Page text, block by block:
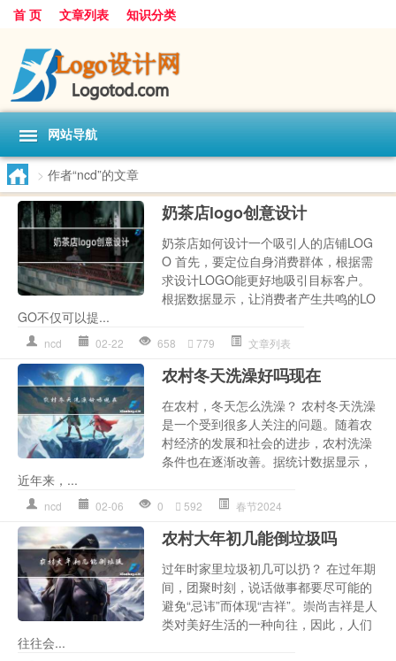
首 页 文章列表 知识分类
网站导航
> 作者“ncd”的文章
奶茶店logo创意设计
奶茶店如何设计一个吸引人的店铺LOG
O 首先，要定位自身消费群体，根据需
求设计LOGO能更好地吸引目标客户。
根据数据显示，让消费者产生共鸣的LO
GO不仅可以提...
ncd 02-22 658 779 文章列表
农村冬天洗澡好吗现在
在农村，冬天怎么洗澡？ 农村冬天洗澡
是一个受到很多人关注的问题。随着农
村经济的发展和社会的进步，农村洗澡
条件也在逐渐改善。据统计数据显示，
近年来，...
ncd 02-06 0 592 春节2024
农村大年初几能倒垃圾吗
过年时家里垃圾初几可以扔？ 在过年期
间，团聚时刻，说话做事都要尽可能的
避免“忌讳”而体现“吉祥”。崇尚吉祥是人
类对美好生活的一种向往，因此，人们
往往会...